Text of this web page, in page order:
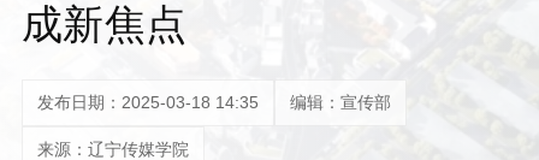
成新焦点
发布日期：2025-03-18 14:35 编辑：宣传部
来源：辽宁传媒学院